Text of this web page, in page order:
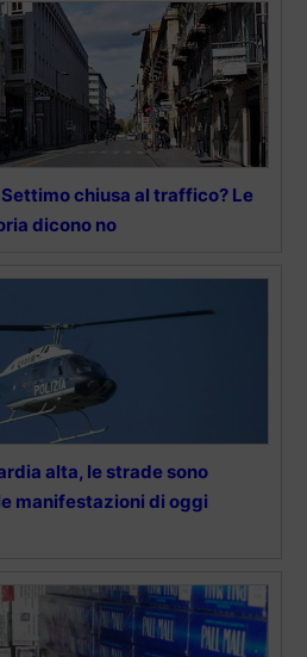
chiusa al traffico? Le
dicono no
alta, le strade sono
manifestazioni di oggi